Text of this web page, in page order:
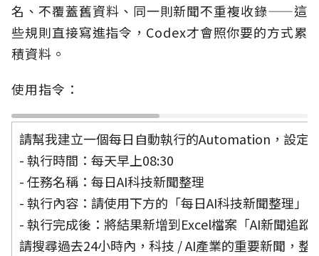
名、不覆蓋舊資料、同一則新聞不重複收錄——這
些規則直接寫進指令，Codex才會照你要的方式累
積資料。
使用指令：
請幫我建立一個每日自動執行的Automation，設定
- 執行時間：每天早上08:30
- 任務名稱：每日AI科技新聞整理
- 執行內容：請使用下方的「每日AI科技新聞整理」
- 執行完成後：將結果新增到Excel檔案「AI新聞追蹤
請搜尋過去24小時內，科技 / AI產業的重要新聞，